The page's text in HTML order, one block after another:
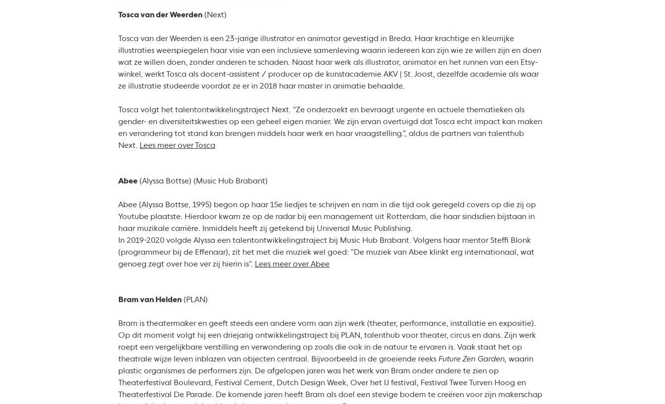
Tosca van der Weerden (Next)
Tosca van der Weerden is een 23-jarige illustrator en animator gevestigd in Breda. Haar krachtige en kleurrijke
illustraties weerspiegelen haar visie van een inclusieve samenleving waarin iedereen kan zijn wie ze willen zijn en doen
wat ze willen doen, zonder anderen te schaden. Naast haar werk als illustrator, animator en het runnen van een Etsy-
winkel, werkt Tosca als docent-assistent / producer op de kunstacademie AKV | St. Joost, dezelfde academie als waar
ze illustratie studeerde voordat ze er in 2018 haar master in animatie behaalde.
Tosca volgt het talentontwikkelingstraject Next. “Ze onderzoekt en bevraagt urgente en actuele thematieken als
gender- en diversiteitskwesties op een geheel eigen manier. We zijn ervan overtuigd dat Tosca echt impact kan maken
en verandering tot stand kan brengen middels haar werk en haar vraagstelling.”, aldus de partners van talenthub
Next. Lees meer over Tosca
Abee (Alyssa Bottse) (Music Hub Brabant)
Abee (Alyssa Bottse, 1995) begon op haar 15e liedjes te schrijven en nam in die tijd ook geregeld covers op die zij op
Youtube plaatste. Hierdoor kwam ze op de radar bij een management uit Rotterdam, die haar sindsdien bijstaan in
haar muzikale carrière. Inmiddels heeft zij getekend bij Universal Music Publishing.
In 2019-2020 volgde Alyssa een talentontwikkelingstraject bij Music Hub Brabant. Volgens haar mentor Steffi Blonk
(programmeur bij de Effenaar), zit het met die muziek wel goed: "De muziek van Abee klinkt erg internationaal, wat
genoeg zegt over hoe ver zij hierin is". Lees meer over Abee
Bram van Helden (PLAN)
Bram is theatermaker en geeft steeds een andere vorm aan zijn werk (theater, performance, installatie en expositie).
Op dit moment volgt hij een driejarig ontwikkelingstraject bij PLAN, talenthub voor theater, circus en dans. Zijn werk
roept een vergelijkbare verstilling en verwondering op zoals die ook in de natuur te ervaren is. Vaak staat het op
theatrale wijze leven inblazen van objecten centraal. Bijvoorbeeld in de groeiende reeks Future Zen Garden, waarin
plastic organismes de performers zijn. De afgelopen jaren was het werk van Bram onder andere te zien op
Theaterfestival Boulevard, Festival Cement, Dutch Design Week, Over het IJ festival, Festival Twee Turven Hoog en
Theaterfestival De Parade. De komende jaren heeft Bram als doel een stevige bodem te creëren voor zijn makerschap